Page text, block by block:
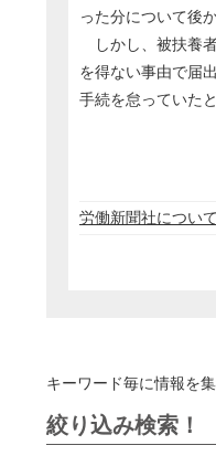
った分について後
しかし、被扶養
を得ない事由で届
手続を怠っていた
労働新聞社について
キーワード毎に情報を集
絞り込み検索！